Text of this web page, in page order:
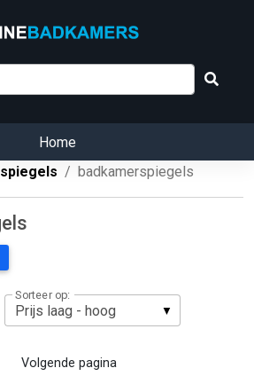
Home
spiegels badkamerspiegels
Sorteer op:
Volgende pagina